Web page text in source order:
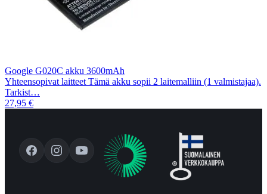
Google G020C akku 3600mAh
Yhteensopivat laitteet Tämä akku sopii 2 laitemalliin (1 valmistajaa).
Tarkist…
27,95 €